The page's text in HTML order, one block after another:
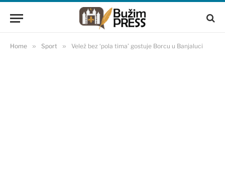
Home » Sport » Velež bez ‘pola tima’ gostuje Borcu u Banjaluci